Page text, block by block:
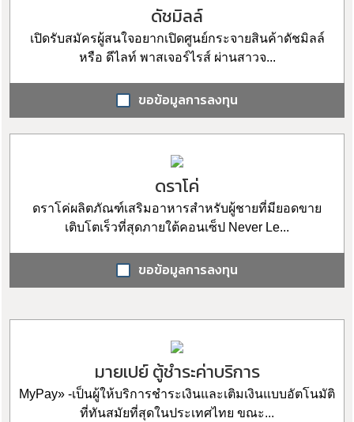
ดัชมิลล์
เปิดรับสมัครผู้สนใจอยากเปิดศูนย์กระจายสินค้าดัชมิลล์
หรือ ดีไลท์ พาสเจอร์ไรส์ ผ่านสาวจ...
ขอข้อมูลการลงทุน
ดราโค่
ดราโค่ผลิตภัณฑ์เสริมอาหารสำหรับผู้ชายที่มียอดขาย
เติบโตเร็วที่สุดภายใต้คอนเซ็ป Never Le...
ขอข้อมูลการลงทุน
มายเปย์ ตู้ชำระค่าบริการ
MyPay» -เป็นผู้ให้บริการชำระเงินและเติมเงินแบบอัตโนมัติ
ที่ทันสมัยที่สุดในประเทศไทย ขณะ...